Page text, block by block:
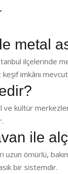
metal
ilçelerinde
imkânı
kültür
ile
ömürlü,
bir sistemdir.